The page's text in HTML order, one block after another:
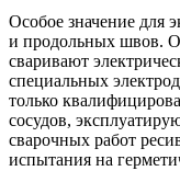
Особое значение для
и продольных швов.
сваривают
специальных
только
сосудов,
сварочных работ
испытания на